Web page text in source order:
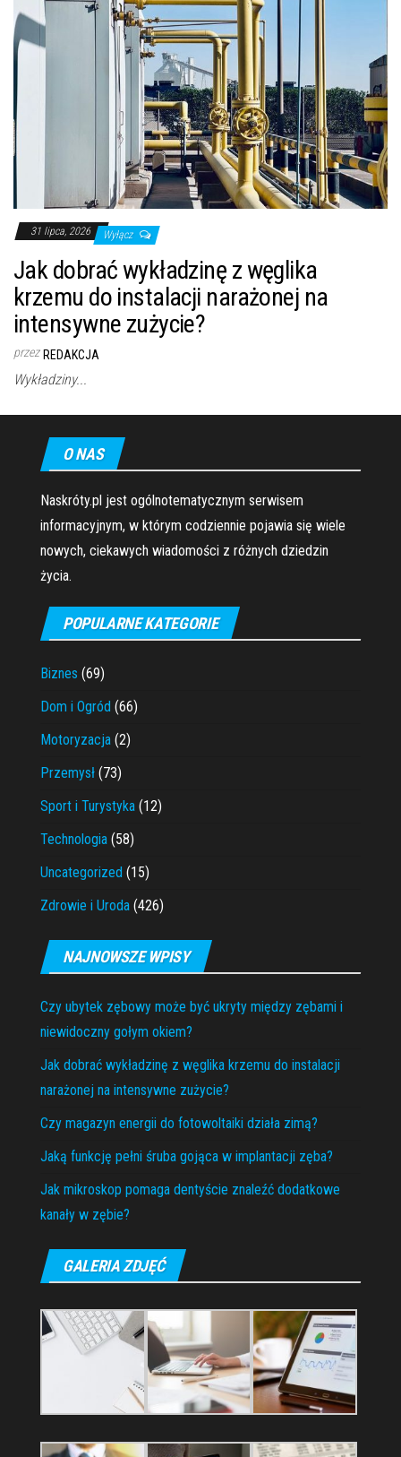
31 lipca, 2026 Wyłącz
Jak dobrać wykładzinę z węglika
krzemu do instalacji narażonej na
intensywne zużycie?
przez REDAKCJA
Wykładziny...
O NAS
Naskróty.pl jest ogólnotematycznym serwisem
informacyjnym, w którym codziennie pojawia się wiele
nowych, ciekawych wiadomości z różnych dziedzin
życia.
POPULARNE KATEGORIE
Biznes (69)
Dom i Ogród (66)
Motoryzacja (2)
Przemysł (73)
Sport i Turystyka (12)
Technologia (58)
Uncategorized (15)
Zdrowie i Uroda (426)
NAJNOWSZE WPISY
Czy ubytek zębowy może być ukryty między zębami i
niewidoczny gołym okiem?
Jak dobrać wykładzinę z węglika krzemu do instalacji
narażonej na intensywne zużycie?
Czy magazyn energii do fotowoltaiki działa zimą?
Jaką funkcję pełni śruba gojąca w implantacji zęba?
Jak mikroskop pomaga dentyście znaleźć dodatkowe
kanały w zębie?
GALERIA ZDJĘĆ